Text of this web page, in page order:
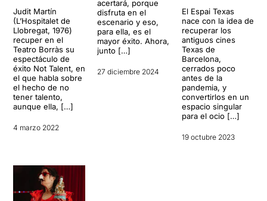
Judit Martín
(L’Hospitalet de
Llobregat, 1976)
recuper en el
Teatro Borràs su
espectáculo de
éxito Not Talent, en
el que habla sobre
el hecho de no
tener talento,
aunque ella, […]
4 marzo 2022
acertará, porque
disfruta en el
escenario y eso,
para ella, es el
mayor éxito. Ahora,
junto […]
27 diciembre 2024
El Espai Texas
nace con la idea de
recuperar los
antiguos cines
Texas de
Barcelona,
cerrados poco
antes de la
pandemia, y
convertirlos en un
espacio singular
para el ocio […]
19 octubre 2023